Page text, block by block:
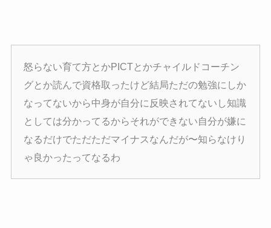
怒らない育て方とかPICTとかチャイルドコーチン
グとか読んで資格取ったけど結局ただの勉強にしか
なってないから中身が自分に反映されてないし知識
としては分かってるからそれができない自分が嫌に
なるだけでただただマイナスなんだが〜知らなけり
ゃ良かったってなるわ